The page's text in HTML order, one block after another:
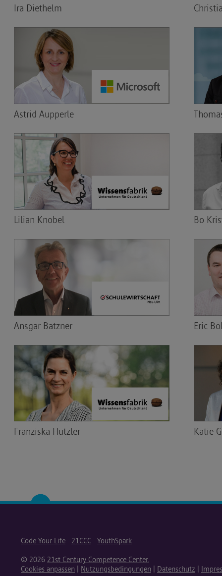
Ira Diethelm
Astrid Aupperle
Lilian Knobel Bo
Ansgar Batzner Eric
Franziska Hutzler Katie
Code Your Life 21CCC YouthSpark
© 2026 21st Century Competence Center.
Cookies anpassen
Nutzungsbedingungen Datenschutz